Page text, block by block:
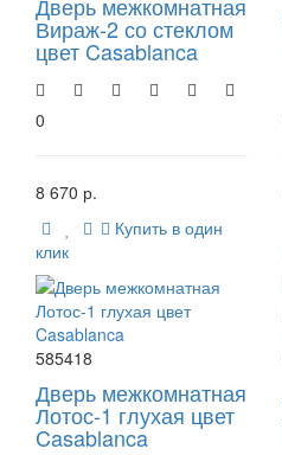
Вираж-2 со стеклом
цвет Casablanca
0
8 670 р.
Купить в один
клик
585418
Дверь межкомнатная
Лотос-1 глухая цвет
Casablanca